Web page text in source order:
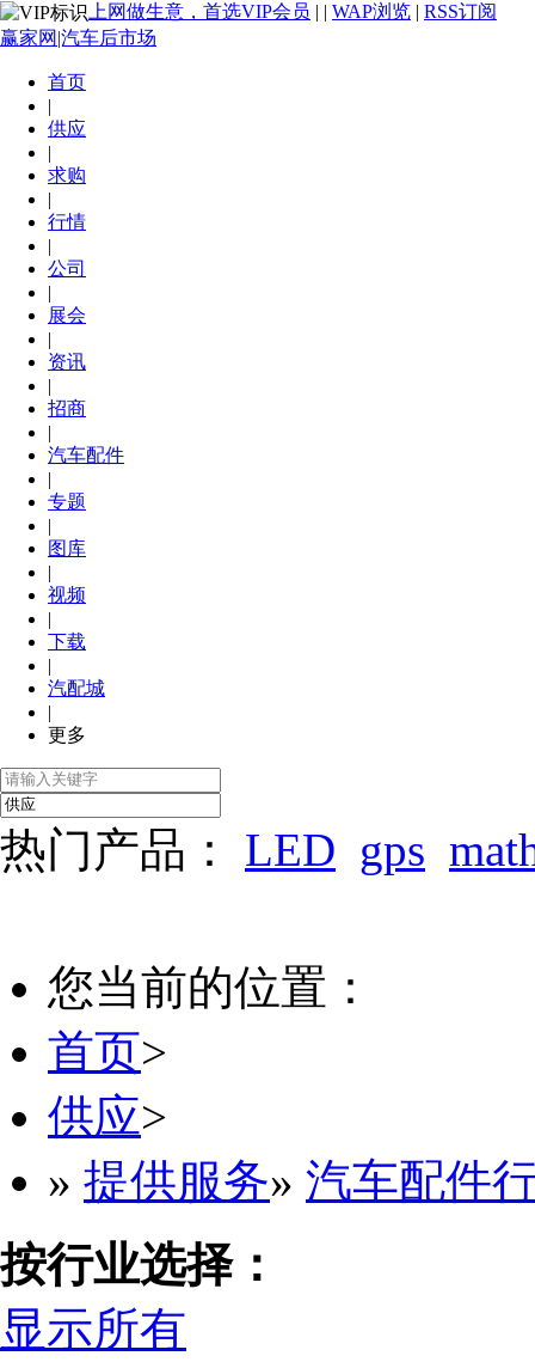
上网做生意，首选VIP会员 | | WAP浏览 | RSS订阅
赢家网|汽车后市场
首页
|
供应
|
求购
|
行情
|
公司
|
展会
|
资讯
|
招商
|
汽车配件
|
专题
|
图库
|
视频
|
下载
|
汽配城
|
更多
热门产品： LED gps
您当前的位置：
首页>
供应>
» 提供服务» 汽车配件
按行业选择：
显示所有